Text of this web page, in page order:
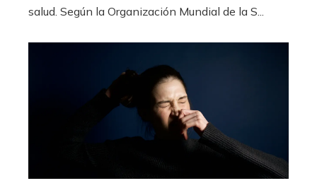
salud. Según la Organización Mundial de la S...